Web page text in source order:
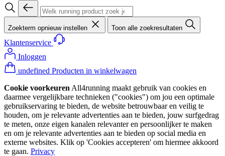
Zoekterm opnieuw instellen Toon alle zoekresultaten
Klantenservice
Inloggen
undefined Producten in winkelwagen
Cookie voorkeuren All4running maakt gebruik van cookies en
daarmee vergelijkbare technieken ("cookies") om jou een optimale
gebruikservaring te bieden, de website betrouwbaar en veilig te
houden, om je relevante advertenties aan te bieden, jouw surfgedrag
te meten, onze eigen kanalen relevanter en persoonlijker te maken
en om je relevante advertenties aan te bieden op social media en
externe websites. Klik op 'Cookies accepteren' om hiermee akkoord
te gaan. Privacy